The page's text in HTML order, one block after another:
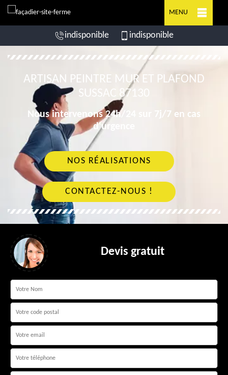
MENU
indisponible indisponible
ARTISAN PEINTRE MUR ET PLAFOND
SUSSAC 87130
Nous intervenons 24h/24 sur 7j/7 en cas
d'urgence
NOS RÉALISATIONS
CONTACTEZ-NOUS !
Devis gratuit